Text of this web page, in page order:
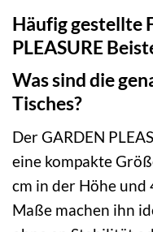
Häufig gestellte
PLEASURE
Was sind die
Tisches?
Der GARDEN
eine kompakte
cm in der Höhe und
Maße machen ihn